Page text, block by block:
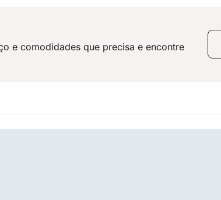
e comodidades que precisa e encontre